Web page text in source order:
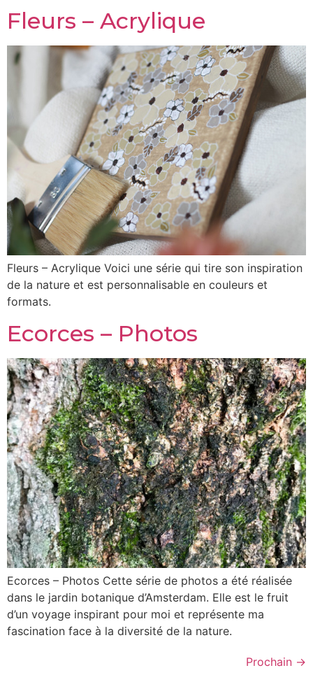
Fleurs – Acrylique
Fleurs – Acrylique Voici une série qui tire son inspiration
de la nature et est personnalisable en couleurs et
formats.
Ecorces – Photos
Ecorces – Photos Cette série de photos a été réalisée
dans le jardin botanique d’Amsterdam. Elle est le fruit
d’un voyage inspirant pour moi et représente ma
fascination face à la diversité de la nature.
Prochain →